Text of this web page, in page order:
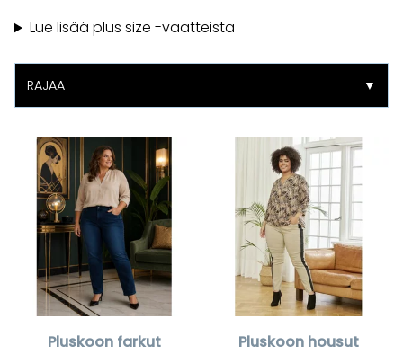
Lue lisää plus size -vaatteista
RAJAA ▼
Pluskoon farkut Pluskoon housut